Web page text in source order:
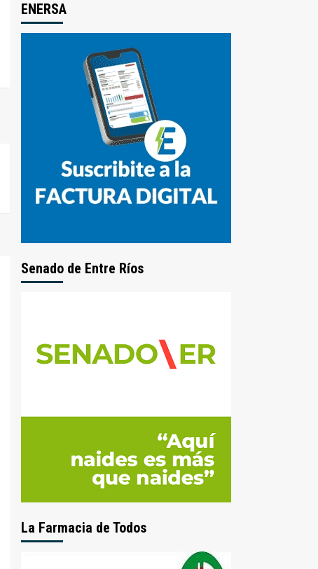
ENERSA
Senado de Entre Ríos
La Farmacia de Todos